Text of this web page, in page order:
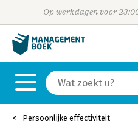
Op werkdagen voor
Persoonlijke effectiviteit